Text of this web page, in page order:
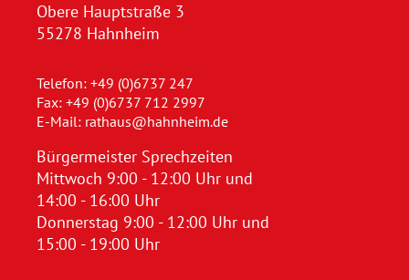
Obere Hauptstraße 3
55278 Hahnheim
Telefon: +49 (0)6737 247
Fax: +49 (0)6737 712 2997
E-Mail: rathaus@hahnheim.de
Bürgermeister Sprechzeiten
Mittwoch 9:00 - 12:00 Uhr und
14:00 - 16:00 Uhr
Donnerstag 9:00 - 12:00 Uhr und
15:00 - 19:00 Uhr